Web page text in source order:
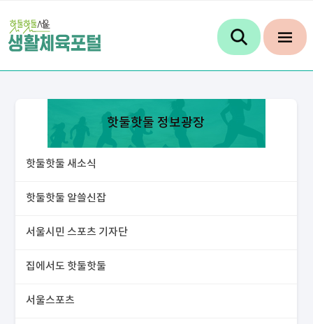
핫둘핫둘 정보광장
핫둘핫둘 새소식
핫둘핫둘 알쓸신잡
서울시민 스포츠 기자단
집에서도 핫둘핫둘
서울스포츠